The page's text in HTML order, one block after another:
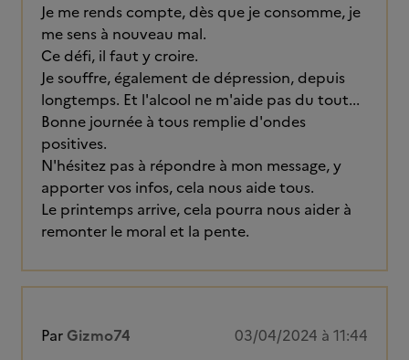
Je me rends compte, dès que je consomme, je
me sens à nouveau mal.
Ce défi, il faut y croire.
Je souffre, également de dépression, depuis
longtemps. Et l'alcool ne m'aide pas du tout...
Bonne journée à tous remplie d'ondes
positives.
N'hésitez pas à répondre à mon message, y
apporter vos infos, cela nous aide tous.
Le printemps arrive, cela pourra nous aider à
remonter le moral et la pente.
Par Gizmo74 03/04/2024 à 11:44